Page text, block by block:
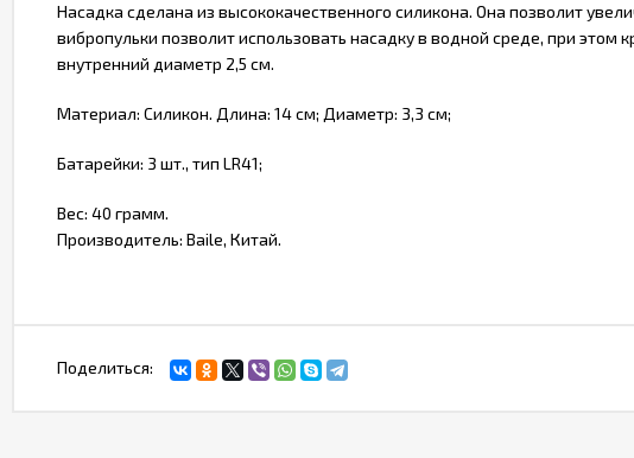
Насадка сделана из высококачественного силикона. Она позволит
вибропульки позволит использовать насадку в водной среде, при
внутренний диаметр 2,5 см.
Материал: Силикон. Длина: 14 см; Диаметр: 3,3 см;
Батарейки: 3 шт., тип LR41;
Вес: 40 грамм.
Производитель: Baile, Китай.
Поделиться: